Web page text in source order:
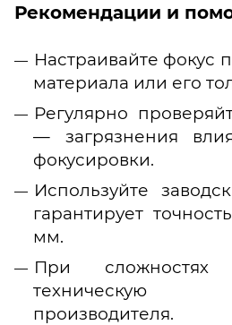
Рекомендации и
Настраивайте фокус
материала или его
Регулярно
— загрязнения
фокусировки.
Используйте
гарантирует
мм.
При сложностях
техническую
производителя.